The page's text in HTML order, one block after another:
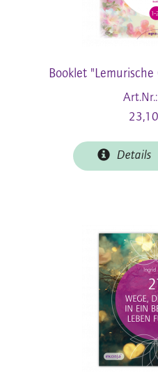
Booklet
Details